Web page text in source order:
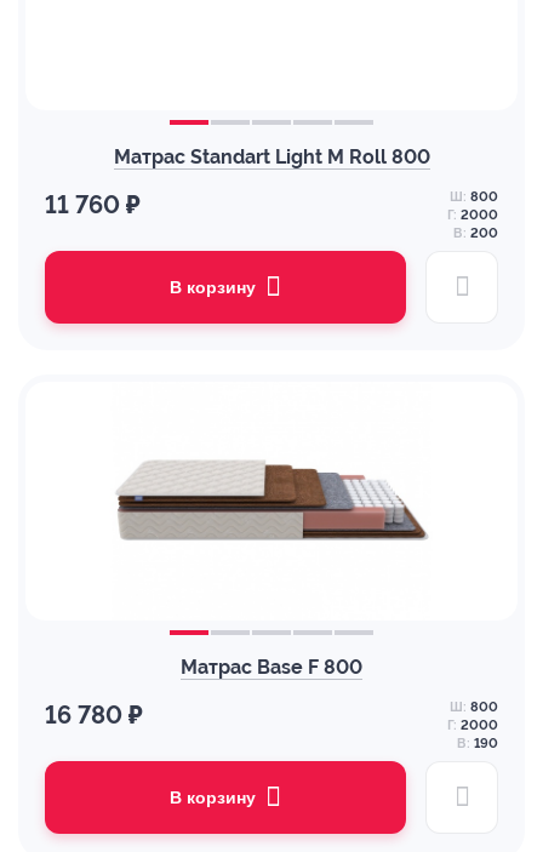
Матрас Standart Light M Roll 800
11 760 ₽ Ш: 800
Г: 2000
В: 200
В корзину
Матрас Base F 800
16 780 ₽ Ш: 800
Г: 2000
В: 190
В корзину